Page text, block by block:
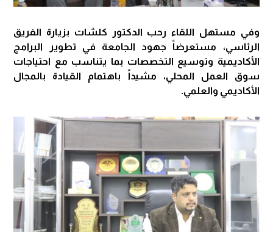
وفي مستهل اللقاء رحب الدكتور كلشات بزيارة الفريق
الرئاسي، مستعرضاً جهود الجامعة في تطوير البرامج
الأكاديمية وتوسيع التخصصات بما يتناسب مع احتياجات
سوق العمل المحلي، مشيداً باهتمام القيادة بالمجال
الأكاديمي والعلمي.